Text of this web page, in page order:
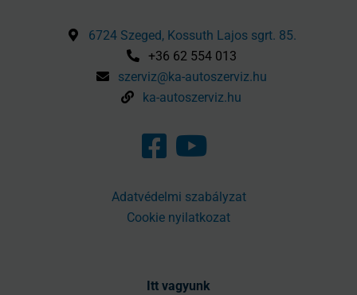
6724 Szeged, Kossuth Lajos sgrt. 85.
+36 62 554 013
szerviz@ka-autoszerviz.hu
ka-autoszerviz.hu
Adatvédelmi szabályzat
Cookie nyilatkozat
Itt vagyunk